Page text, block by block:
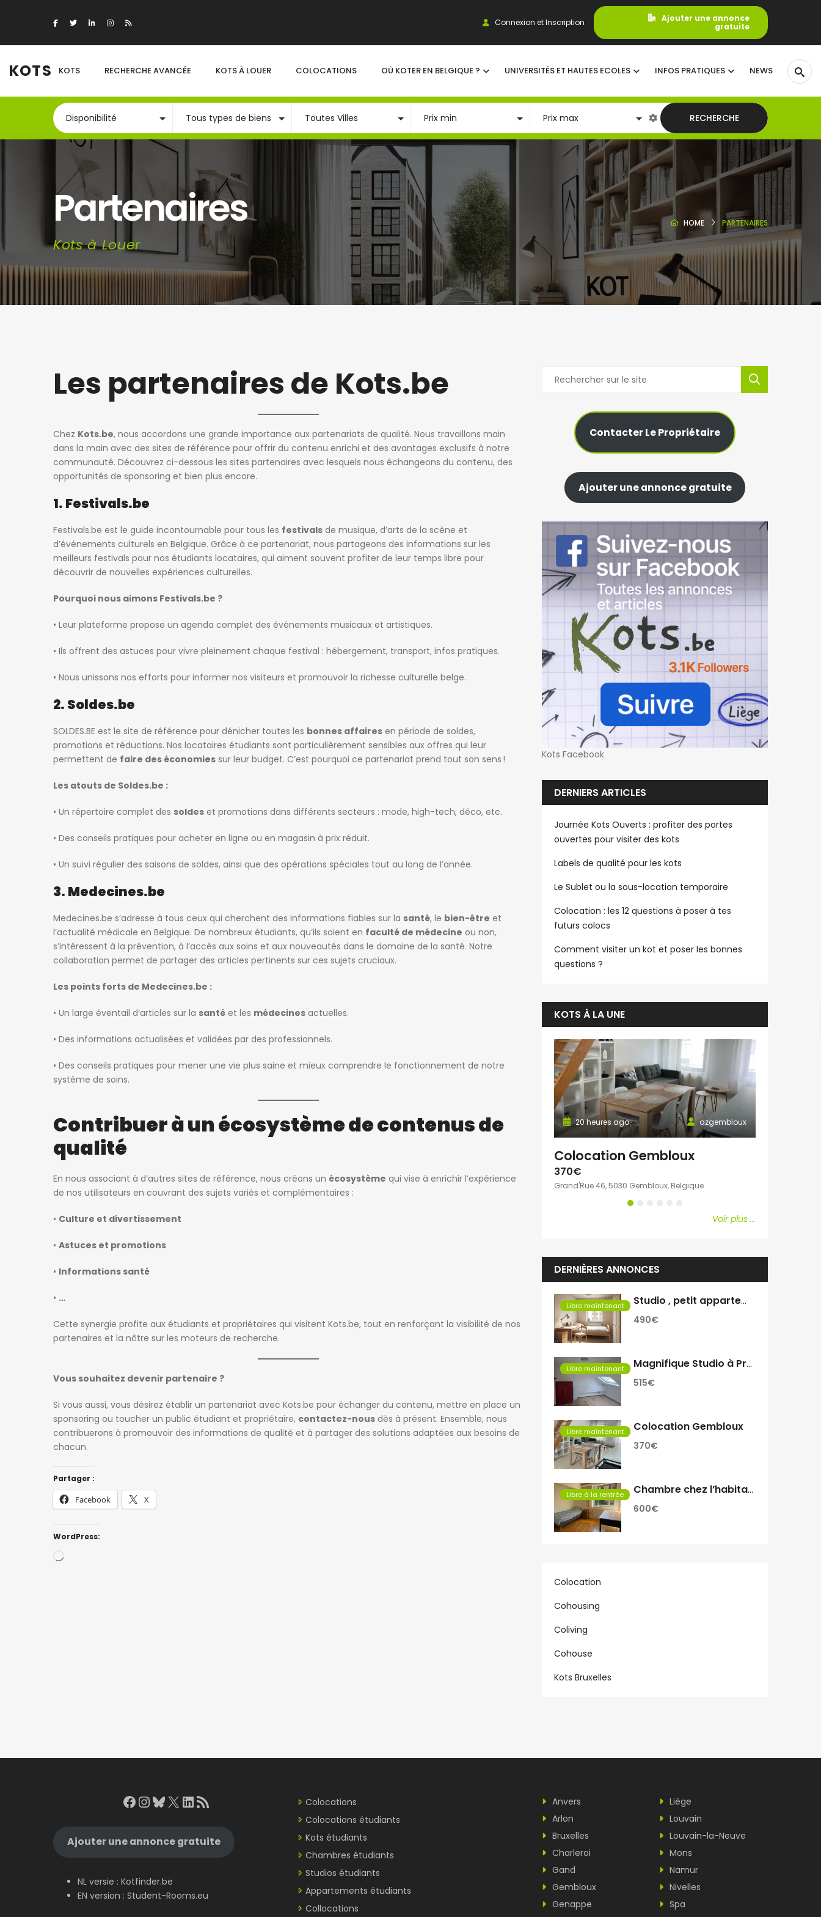
Connexion et Inscription
Ajouter une annonce
gratuite
KOTS KOTS RECHERCHE AVANCÉE KOTS À LOUER COLOCATIONS OÙ KOTER EN BELGIQUE ? UNIVERSITÉS ET HAUTES ECOLES INFOS PRATIQUES NEWS
RECHERCHE
Partenaires
Kots à Louer
HOME PARTENAIRES
Les partenaires de Kots.be
Chez Kots.be, nous accordons une grande importance aux partenariats de qualité. Nous travaillons main
dans la main avec des sites de référence pour offrir du contenu enrichi et des avantages exclusifs à notre
communauté. Découvrez ci-dessous les sites partenaires avec lesquels nous échangeons du contenu, des
opportunités de sponsoring et bien plus encore.
1. Festivals.be
Festivals.be est le guide incontournable pour tous les festivals de musique, d’arts de la scène et
d’événements culturels en Belgique. Grâce à ce partenariat, nous partageons des informations sur les
meilleurs festivals pour nos étudiants locataires, qui aiment souvent profiter de leur temps libre pour
découvrir de nouvelles expériences culturelles.
Pourquoi nous aimons Festivals.be ?
• Leur plateforme propose un agenda complet des événements musicaux et artistiques.
• Ils offrent des astuces pour vivre pleinement chaque festival : hébergement, transport, infos pratiques.
• Nous unissons nos efforts pour informer nos visiteurs et promouvoir la richesse culturelle belge.
2. Soldes.be
SOLDES.BE est le site de référence pour dénicher toutes les bonnes affaires en période de soldes,
promotions et réductions. Nos locataires étudiants sont particulièrement sensibles aux offres qui leur
permettent de faire des économies sur leur budget. C’est pourquoi ce partenariat prend tout son sens !
Les atouts de Soldes.be :
• Un répertoire complet des soldes et promotions dans différents secteurs : mode, high-tech, déco, etc.
• Des conseils pratiques pour acheter en ligne ou en magasin à prix réduit.
• Un suivi régulier des saisons de soldes, ainsi que des opérations spéciales tout au long de l’année.
3. Medecines.be
Medecines.be s’adresse à tous ceux qui cherchent des informations fiables sur la santé, le bien-être et
l’actualité médicale en Belgique. De nombreux étudiants, qu’ils soient en faculté de médecine ou non,
s’intéressent à la prévention, à l’accès aux soins et aux nouveautés dans le domaine de la santé. Notre
collaboration permet de partager des articles pertinents sur ces sujets cruciaux.
Les points forts de Medecines.be :
• Un large éventail d’articles sur la santé et les médecines actuelles.
• Des informations actualisées et validées par des professionnels.
• Des conseils pratiques pour mener une vie plus saine et mieux comprendre le fonctionnement de notre
système de soins.
Contribuer à un écosystème de contenus de
qualité
En nous associant à d’autres sites de référence, nous créons un écosystème qui vise à enrichir l’expérience
de nos utilisateurs en couvrant des sujets variés et complémentaires :
• Culture et divertissement
• Astuces et promotions
• Informations santé
• …
Cette synergie profite aux étudiants et propriétaires qui visitent Kots.be, tout en renforçant la visibilité de nos
partenaires et la nôtre sur les moteurs de recherche.
Vous souhaitez devenir partenaire ?
Si vous aussi, vous désirez établir un partenariat avec Kots.be pour échanger du contenu, mettre en place un
sponsoring ou toucher un public étudiant et propriétaire, contactez-nous dès à présent. Ensemble, nous
contribuerons à promouvoir des informations de qualité et à partager des solutions adaptées aux besoins de
chacun.
Partager :
Facebook X
WordPress:
Loading…
Contacter Le Propriétaire
Ajouter une annonce gratuite
Kots Facebook
DERNIERS ARTICLES
Journée Kots Ouverts : profiter des portes
ouvertes pour visiter des kots
Labels de qualité pour les kots
Le Sublet ou la sous-location temporaire
Colocation : les 12 questions à poser à tes
futurs colocs
Comment visiter un kot et poser les bonnes
questions ?
KOTS À LA UNE
patricia nadege f.elaerts
5 jours ago
Rue du Vieux Mayeur 1, 4000 Liège, Belgique
Evelyne Van Hulle
6 jours ago
450€
Rue de la Cure 13, 6061 Charleroi, Belgique
azgembloux
20 heures ago
Colocation Gembloux
370€
Grand'Rue 46, 5030 Gembloux, Belgique
Voir plus ...
DERNIÈRES ANNONCES
Libre maintenant Studio , petit appartement
490€
Libre maintenant Magnifique Studio à Proximité de Rive Gauche
515€
Libre maintenant Colocation Gembloux
370€
Libre à la rentrée Chambre chez l’habitant
600€
Colocation
Cohousing
Coliving
Cohouse
Kots Bruxelles
Facebook
Instagram
Bluesky
X LinkedIn
RSS Feed
Ajouter une annonce gratuite
NL versie : Kotfinder.be
EN version : Student-Rooms.eu
Colocations
Colocations étudiants
Kots étudiants
Chambres étudiants
Studios étudiants
Appartements étudiants
Collocations
Anvers
Arlon
Bruxelles
Charleroi
Gand
Gembloux
Genappe
Liège
Louvain
Louvain-la-Neuve
Mons
Namur
Nivelles
Spa